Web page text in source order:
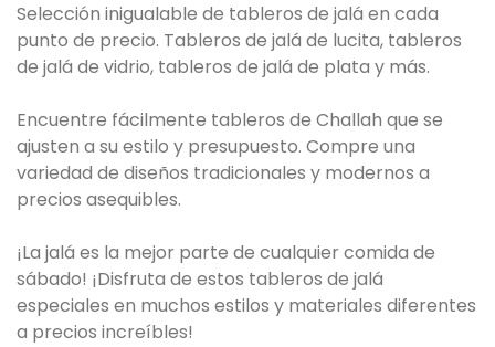
Selección inigualable de tableros de jalá en cada
punto de precio. Tableros de jalá de lucita, tableros
de jalá de vidrio, tableros de jalá de plata y más.
Encuentre fácilmente tableros de Challah que se
ajusten a su estilo y presupuesto. Compre una
variedad de diseños tradicionales y modernos a
precios asequibles.
¡La jalá es la mejor parte de cualquier comida de
sábado! ¡Disfruta de estos tableros de jalá
especiales en muchos estilos y materiales diferentes
a precios increíbles!